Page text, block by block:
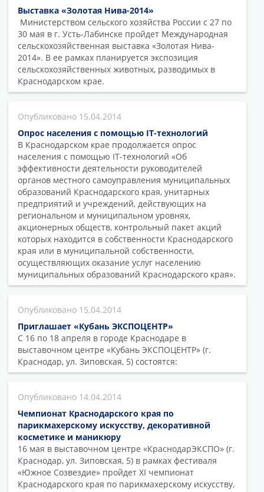
Выставка «Золотая Нива-2014»
Министерством сельского хозяйства России с 27 по
30 мая в г. Усть-Лабинске пройдет Международная
сельскохозяйственная выставка «Золотая Нива-
2014». В ее рамках планируется экспозиция
сельскохозяйственных животных, разводимых в
Краснодарском крае.
15.04.2014
Опрос населения с помощью IT-технологий
В Краснодарском крае продолжается опрос
населения с помощью IT-технологий «Об
эффективности деятельности руководителей
органов местного самоуправления муниципальных
образований Краснодарского края, унитарных
предприятий и учреждений, действующих на
региональном и муниципальном уровнях,
акционерных обществ, контрольный пакет акций
которых находится в собственности Краснодарского
края или в муниципальной собственности,
осуществляющих оказание услуг населению
муниципальных образований Краснодарского края».
15.04.2014
Приглашает «Кубань ЭКСПОЦЕНТР»
С 16 по 18 апреля в городе Краснодаре в
выставочном центре «Кубань ЭКСПОЦЕНТР» (г.
Краснодар, ул. Зиповская, 5) состоятся:
14.04.2014
Чемпионат Краснодарского края по
парикмахерскому искусству, декоративной
косметике и маникюру
16 мая в выставочном центре «КраснодарЭКСПО» (г.
Краснодар, ул. Зиповская, 5) в рамках фестиваля
«Южное Созвездие» пройдет XI чемпионат
Краснодарского края по парикмахерскому искусству,